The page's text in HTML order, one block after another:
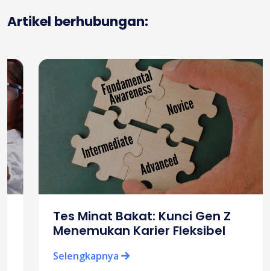
Artikel berhubungan:
Tes Minat Bakat: Kunci Gen Z
Menemukan Karier Fleksibel
Selengkapnya